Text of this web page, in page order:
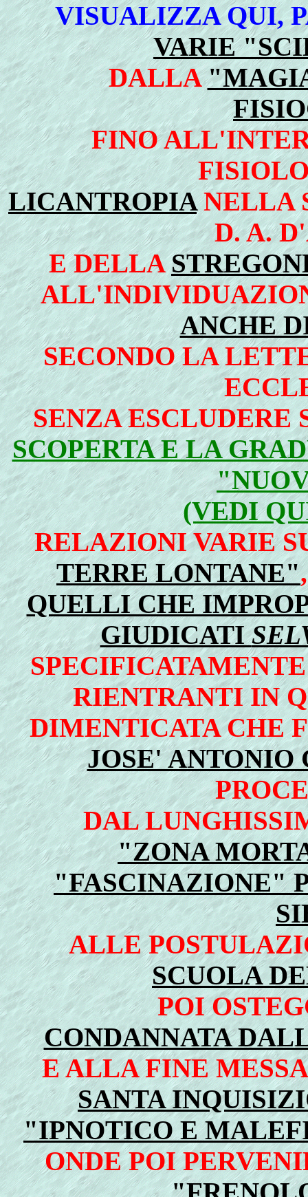
VISUALIZZA QUI,
VARIE
DALLA
FINO
LICANTROPIANELLA
D. A.
E DELLA
ANCHE
SECONDO LA
SENZA
SCOPERTA E LA
(VEDI
RELAZIONI VARIE
TERRE LONTANE"
QUELLI CHE
GIUDICATI
RIENTRANTI IN
DIMENTICATA CHE
JOSE' ANTONIO
DAL
"ZONA
"FASCINAZIONE"
ALLE
SCUOLA
POI
CONDANNATA
E ALLA FINE
SANTA
"IPNOTICO E
ONDE POI